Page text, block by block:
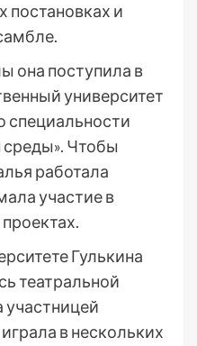
постановках и
она поступила в
университет
специальности
среды». Чтобы
работала
участие в
Гулькина
театральной
участницей
в нескольких